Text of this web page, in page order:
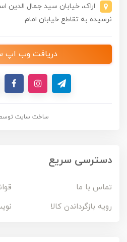
نرسیده به تقاطع خیابان امام
دریافت وب اپ
ساخت سایت
دسترسی سریع
تماس با ما
رویه بازگرداندن کالا